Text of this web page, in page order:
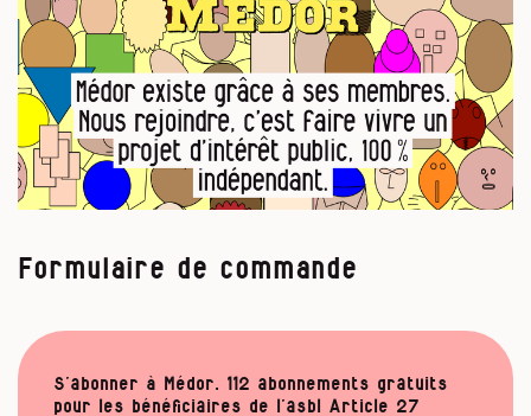
Formulaire de commande
S’abonner à Médor. 112 abonnements gratuits
pour les bénéficiaires de l’asbl Article 27